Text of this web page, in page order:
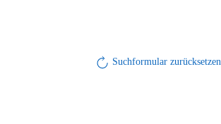
Suchformular zurücksetzen